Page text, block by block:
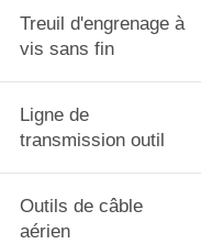
Treuil d'engrenage à
vis sans fin
Ligne de
transmission outil
Outils de câble
aérien